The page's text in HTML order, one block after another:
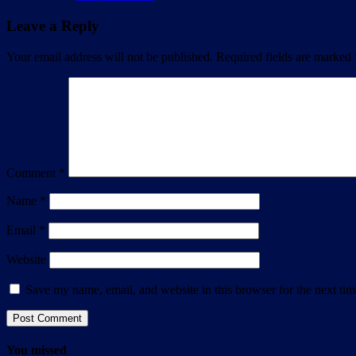
Leave a Reply
Your email address will not be published. Required fields are marked
Comment *
Name *
Email *
Website
Save my name, email, and website in this browser for the next
You missed